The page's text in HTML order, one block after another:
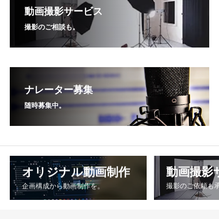
動画撮影サービス
撮影のご相談も。
ナレーター募集
随時募集中。
オリジナル動画制作
企画構成から動画制作を。
動画撮影
撮影のご依頼も